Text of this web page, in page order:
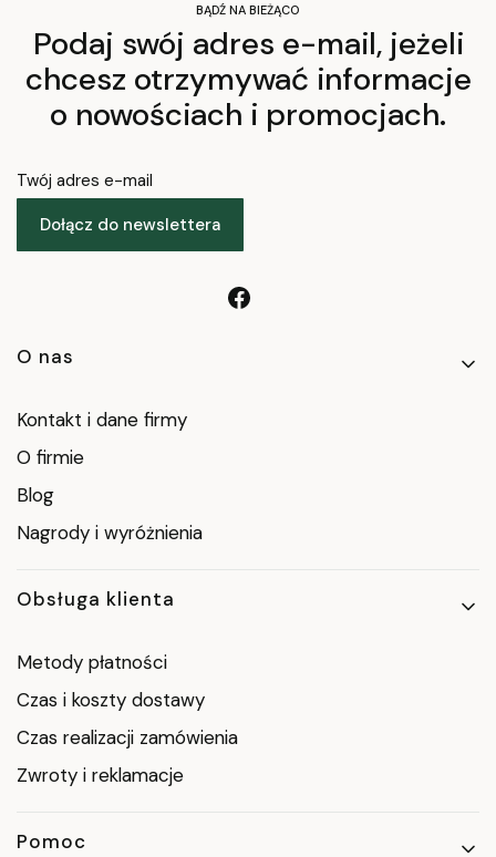
BĄDŹ NA BIEŻĄCO
Podaj swój adres e-mail, jeżeli
chcesz otrzymywać informacje
o nowościach i promocjach.
Twój adres e-mail
Dołącz do newslettera
Linki w stopce
O nas
Kontakt i dane firmy
O firmie
Blog
Nagrody i wyróżnienia
Obsługa klienta
Metody płatności
Czas i koszty dostawy
Czas realizacji zamówienia
Zwroty i reklamacje
Pomoc